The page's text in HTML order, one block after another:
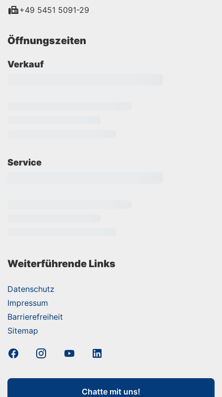
+49 5451 5091-29
Öffnungszeiten
Verkauf
Service
Weiterführende Links
Datenschutz
Impressum
Barrierefreiheit
Sitemap
Chatte mit uns!